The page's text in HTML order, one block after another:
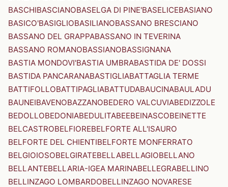
BASCHIBASCIANOBASELGA DI PINE'BASELICEBASIANO
BASICO'BASIGLIOBASILIANOBASSANO BRESCIANO
BASSANO DEL GRAPPABASSANO IN TEVERINA
BASSANO ROMANOBASSIANOBASSIGNANA
BASTIA MONDOVI'BASTIA UMBRABASTIDA DE' DOSSI
BASTIDA PANCARANABASTIGLIABATTAGLIA TERME
BATTIFOLLOBATTIPAGLIABATTUDABAUCINABAULADU
BAUNEIBAVENOBAZZANOBEDERO VALCUVIABEDIZZOLE
BEDOLLOBEDONIABEDULITABEEBEINASCOBEINETTE
BELCASTROBELFIOREBELFORTE ALL'ISAURO
BELFORTE DEL CHIENTIBELFORTE MONFERRATO
BELGIOIOSOBELGIRATEBELLABELLAGIOBELLANO
BELLANTEBELLARIA-IGEA MARINABELLEGRABELLINO
BELLINZAGO LOMBARDOBELLINZAGO NOVARESE